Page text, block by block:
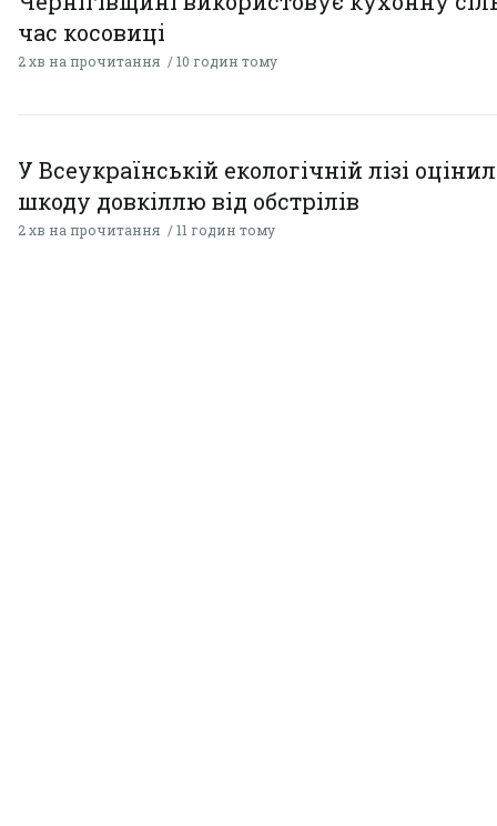
час косовиці
2 хв на прочитання 10 годин тому
У Всеукраїнській екологічній лізі
шкоду довкіллю від обстрілів
2 хв на прочитання 11 годин тому